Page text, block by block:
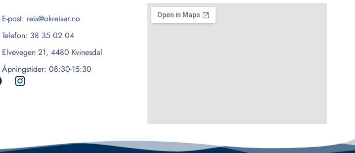
E-post: reis@okreiser.no
Telefon: 38 35 02 04
Elvevegen 21, 4480 Kvinesdal
Åpningstider: 08:30-15:30